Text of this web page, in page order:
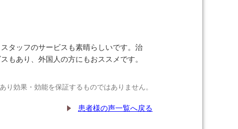
タッフのサービスも素晴らしいです。治
もあり、外国人の方にもおススメです。
り効果・効能を保証するものではありません。
患者様の声一覧へ戻る